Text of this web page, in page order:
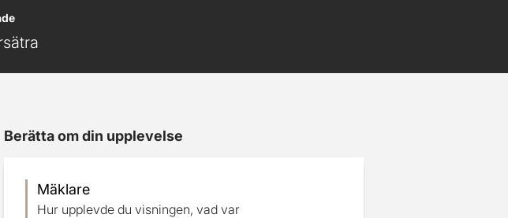
Berätta om din upplevelse
Mäklare
Hur upplevde du visningen, vad var